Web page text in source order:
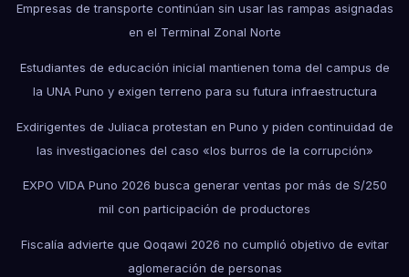
Empresas de transporte continúan sin usar las rampas asignadas
en el Terminal Zonal Norte
Estudiantes de educación inicial mantienen toma del campus de
la UNA Puno y exigen terreno para su futura infraestructura
Exdirigentes de Juliaca protestan en Puno y piden continuidad de
las investigaciones del caso «los burros de la corrupción»
EXPO VIDA Puno 2026 busca generar ventas por más de S/250
mil con participación de productores
Fiscalía advierte que Qoqawi 2026 no cumplió objetivo de evitar
aglomeración de personas